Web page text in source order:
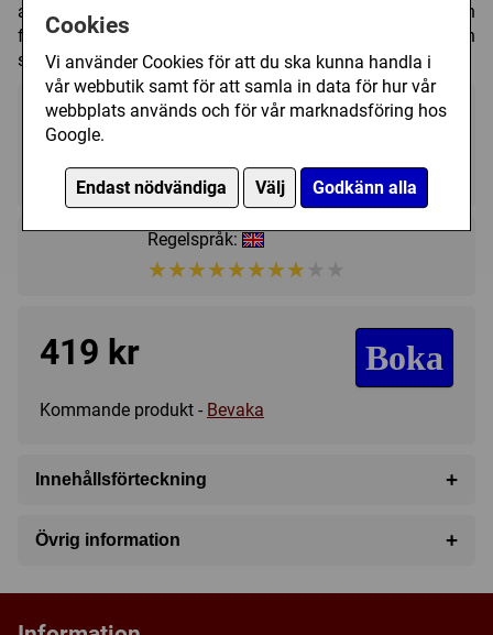
Cookies
Vi använder Cookies för att du ska kunna handla i
vår webbutik samt för att samla in data för hur vår
webbplats används och för vår marknadsföring hos
Google.
Endast nödvändiga Välj Godkänn alla
archery and questionable magic items. Play it on its own
for 2 to 4 players or combine it with other Red Dragon Inn
sets for even more mayhem.
2 - 4 ? 13+
Regelspråk:
★★★★★★★★★★
★★★★★★★★★★
419 kr Boka
Kommande produkt - Bevaka
Innehållsförteckning +
10-card Consequence Deck
Övrig information +